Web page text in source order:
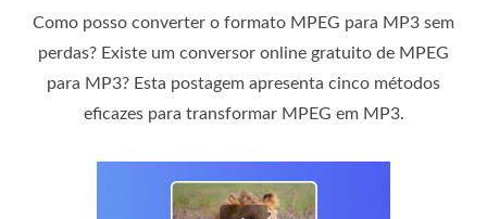
Como posso converter o formato MPEG para MP3 sem
perdas? Existe um conversor online gratuito de MPEG
para MP3? Esta postagem apresenta cinco métodos
eficazes para transformar MPEG em MP3.